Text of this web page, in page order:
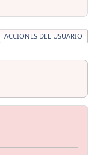
ACCIONES DEL USUARIO